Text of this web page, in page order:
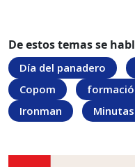
De estos temas se
Día del panadero
Copom
Ironman
Minutas